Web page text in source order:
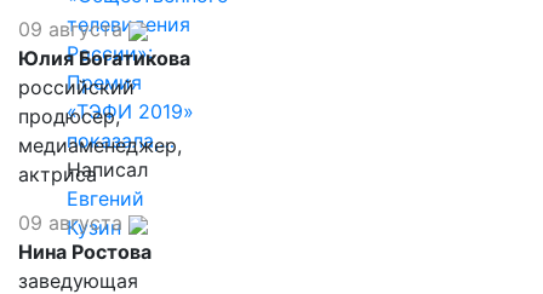
телевидения
России»:
Премия
«ТЭФИ 2019»
показала,…
Написал
Евгений
Кузин
09 августа
Юлия Богатикова
российский
продюсер,
медиаменеджер,
актриса
09 августа
Нина Ростова
заведующая